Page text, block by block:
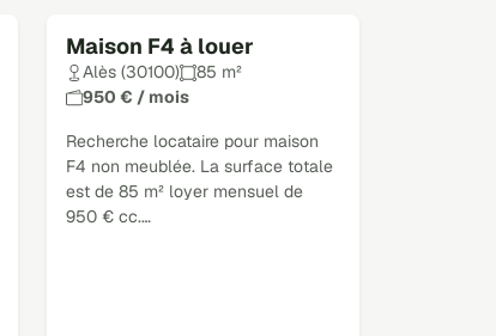
Maison F4 à louer
Loué
Alès (30100)
85 m²
950 € / mois
Recherche locataire pour maison
F4 non meublée. La surface totale
est de 85 m² loyer mensuel de
950 € cc.…